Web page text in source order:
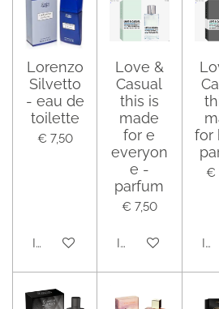
Lorenzo
Silvetto
- eau de
toilette
€ 7,50
In winkelwagen
Love &
Casual
this is
made
for e
everyon
e -
parfum
€ 7,50
In winkelwagen
for
€
In